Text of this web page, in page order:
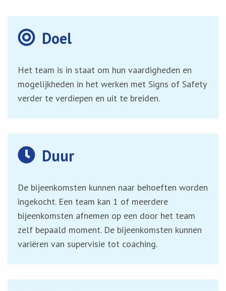
Doel
Het team is in staat om hun vaardigheden en
mogelijkheden in het werken met Signs of Safety
verder te verdiepen en uit te breiden.
Duur
De bijeenkomsten kunnen naar behoeften worden
ingekocht. Een team kan 1 of meerdere
bijeenkomsten afnemen op een door het team
zelf bepaald moment. De bijeenkomsten kunnen
variëren van supervisie tot coaching.